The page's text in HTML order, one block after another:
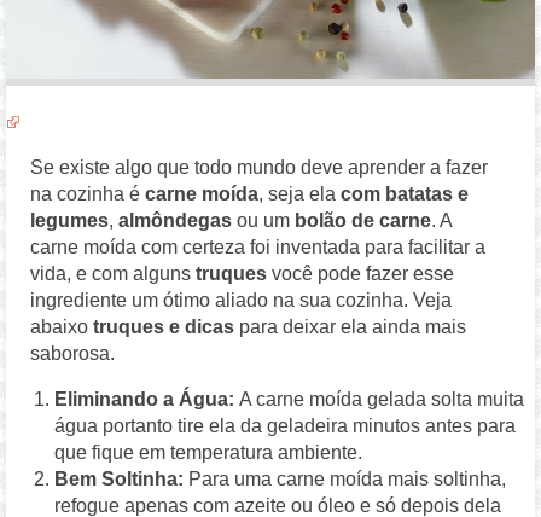
Se existe algo que todo mundo deve aprender a fazer
na cozinha é carne moída, seja elacom batatas e
legumes,almôndegas ou um bolão de carne. A
carne moída com certeza foi inventada para facilitar a
vida, e com algunstruques você pode fazer esse
ingrediente um ótimo aliado na sua cozinha. Veja
abaixotruques e dicas para deixar ela ainda mais
saborosa.
Eliminando a Água:A carne moída gelada solta muita
água portanto tire ela da geladeira minutos antes para
que fique em temperatura ambiente.
Bem Soltinha: Para uma carne moída mais soltinha,
refogue apenas com azeite ou óleo e só depois dela